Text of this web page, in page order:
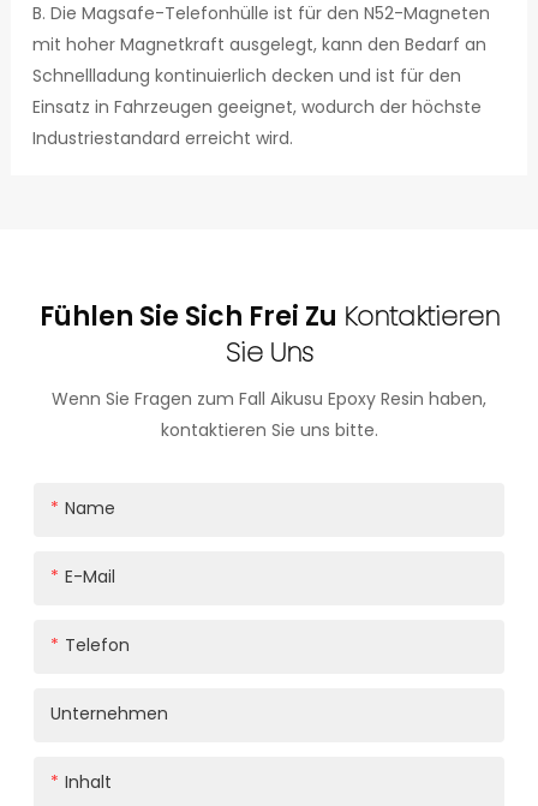
B. Die Magsafe-Telefonhülle ist für den N52-Magneten
mit hoher Magnetkraft ausgelegt, kann den Bedarf an
Schnellladung kontinuierlich decken und ist für den
Einsatz in Fahrzeugen geeignet, wodurch der höchste
Industriestandard erreicht wird.
Fühlen Sie Sich Frei Zu Kontaktieren
Sie Uns
Wenn Sie Fragen zum Fall Aikusu Epoxy Resin haben,
kontaktieren Sie uns bitte.
Name
E-Mail
Telefon
Unternehmen
Inhalt